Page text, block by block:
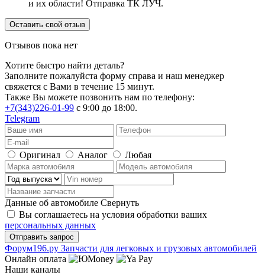
и их области! Отправка ТК ЛУЧ.
Оставить свой отзыв
Отзывов пока нет
Хотите быстро найти деталь?
Заполните пожалуйста форму справа и наш менеджер
свяжется с Вами в течение 15 минут.
Также Вы можете позвонить нам по телефону:
+7(343)226-01-99 с 9:00 до 18:00.
Telegram
Оригинал Аналог Любая
Данные об автомобиле Свернуть
Вы соглашаетесь на условия обработки ваших
персональных данных
Фoрум196.ру Запчасти для легковых и грузовых автомобилей
Онлайн оплата
Наши каналы